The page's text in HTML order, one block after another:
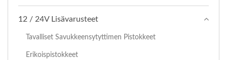
12 / 24V Lisävarusteet
Tavalliset Savukkeensytyttimen Pistokkeet
Erikoispistokkeet